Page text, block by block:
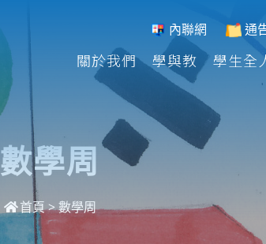
內聯網 通
關於我們 學與教 學生全
數學周
首頁>數學周